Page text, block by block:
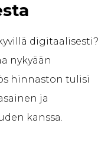
digitaalisesti?
nykyään
hinnaston tulisi
ja
kanssa.